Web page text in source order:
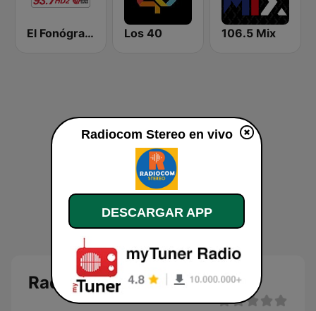
El Fonógrafo HD2 Los 40 106.5 Mix
Radiocom Stereo en vivo
Radiocom Stereo en vivo
DESCARGAR APP